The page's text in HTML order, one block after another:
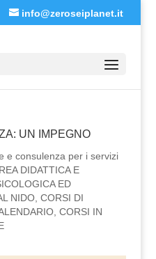
info@zeroseiplanet.it
UN IMPEGNO
e consulenza per i servizi
DIDATTICA E
ED
NIDO, CORSI DI
, CORSI IN